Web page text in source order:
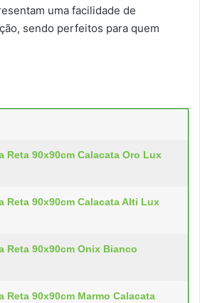
uma facilidade de
sendo perfeitos para quem
Reta 90x90cm Calacata Oro Lux
Reta 90x90cm Calacata Alti Lux
Reta 90x90cm Onix Bianco
Reta 90x90cm Marmo Calacata